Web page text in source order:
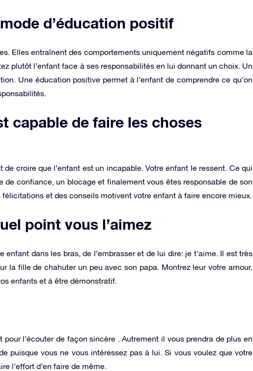
d’éducation positif
Elles entraînent des comportements uniquement négatifs comme la
plutôt l’enfant face à ses responsabilités en lui donnant un choix. Un
Une éducation positive permet à l’enfant de comprendre ce qu’on
capable de faire les choses
de croire que l’enfant est un incapable. Votre enfant le ressent. Ce qui
de confiance, un blocage et finalement vous êtes responsable de son
et des conseils motivent votre enfant à faire encore mieux.
point vous l’aimez
enfant dans les bras, de l’embrasser et de lui dire: je t’aime. Il est très
la fille de chahuter un peu avec son papa. Montrez leur votre amour,
enfants et à être démonstratif.
l’écouter de façon sincère . Autrement il vous prendra de plus en
puisque vous ne vous intéressez pas à lui. Si vous voulez que votre
l’effort d’en faire de même.